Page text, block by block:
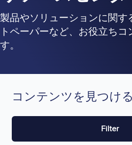
製品やソリューションに関す
トペーパーなど、お役立ちコ
す。
コンテンツを見つける
Filter